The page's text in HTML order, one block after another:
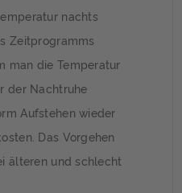
nachts
Zeitprogramms
man die Temperatur
der Nachtruhe
Aufstehen wieder
Das Vorgehen
älteren und schlecht